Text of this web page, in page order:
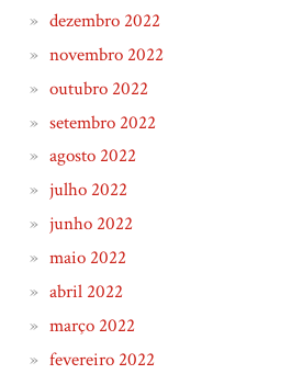
dezembro 2022
novembro 2022
outubro 2022
setembro 2022
agosto 2022
julho 2022
junho 2022
maio 2022
abril 2022
março 2022
fevereiro 2022